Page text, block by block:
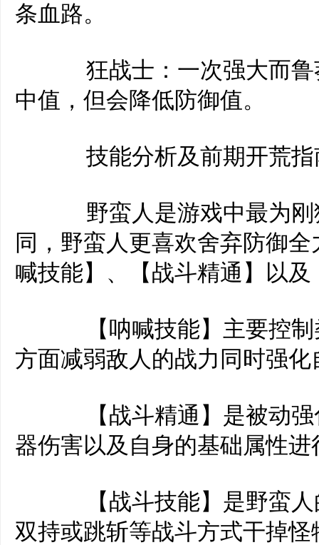
条血路。
狂战士：一次强大而鲁
中值，但会降低防御值。
技能分析及前期开荒指
野蛮人是游戏中最为刚
同，野蛮人更喜欢舍弃防御
喊技能】、【战斗精通】以
【呐喊技能】主要控制
方面减弱敌人的战力同时强
【战斗精通】是被动强
器伤害以及自身的基础属性进
【战斗技能】是野蛮人
双持或跳斩等战斗方式干掉怪